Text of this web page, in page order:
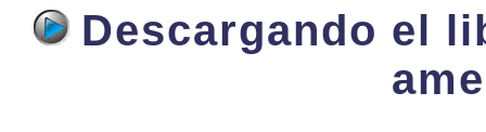
Descargando el